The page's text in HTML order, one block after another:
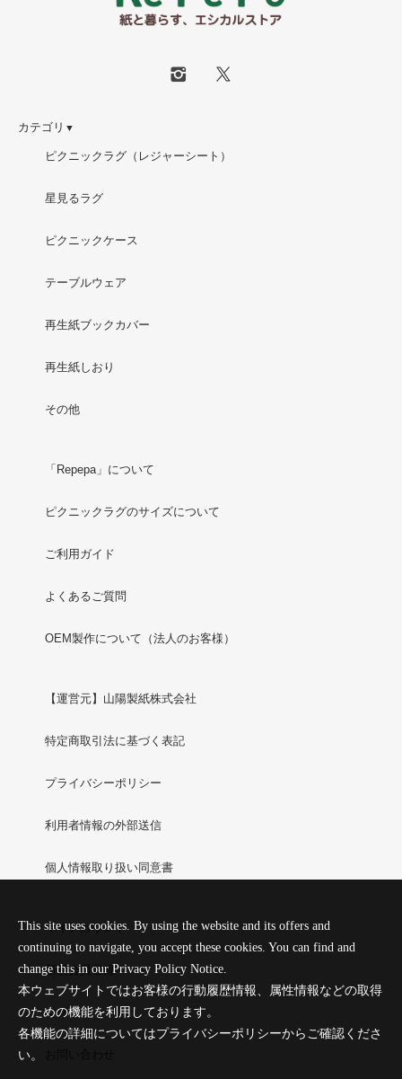
カテゴリ ▼
ピクニックラグ（レジャーシート）
星見るラグ
ピクニックケース
テーブルウェア
再生紙ブックカバー
再生紙しおり
その他
「Repepa」について
ピクニックラグのサイズについて
ご利用ガイド
よくあるご質問
OEM製作について（法人のお客様）
【運営元】山陽製紙株式会社
特定商取引法に基づく表記
プライバシーポリシー
利用者情報の外部送信
個人情報取り扱い同意書
マイアカウント
新規会員登録
ログイン
This site uses cookies. By using the website and its offers and
continuing to navigate, you accept these cookies. You can find and
change this in our Privacy Policy Notice.
本ウェブサイトではお客様の行動履歴情報、属性情報などの取得
のための機能を利用しております。
各機能の詳細についてはプライバシーポリシーからご確認くださ
い。